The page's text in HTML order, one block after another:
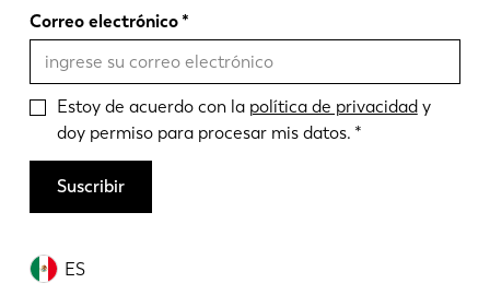
ES
Correo electrónico
Estoy de acuerdo con la política de privacidady
doy permiso para procesar mis datos.
Suscribir